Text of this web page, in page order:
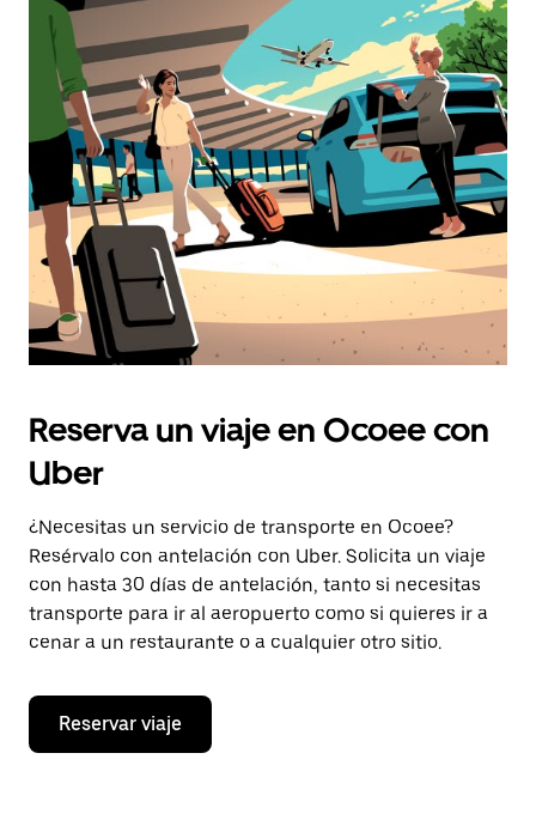
Reserva un viaje en Ocoee con
Uber
¿Necesitas un servicio de transporte en Ocoee?
Resérvalo con antelación con Uber. Solicita un viaje
con hasta 30 días de antelación, tanto si necesitas
transporte para ir al aeropuerto como si quieres ir a
cenar a un restaurante o a cualquier otro sitio.
Reservar viaje